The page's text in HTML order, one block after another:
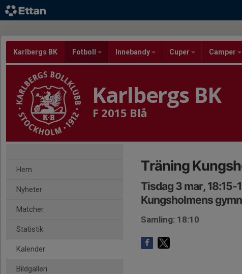
Karlbergs BK Fotboll Innebandy Cuper Camper
Karlbergs BK
F 2015 Blå
Hem
Nyheter
Matcher
Statistik
Kalender
Bildgalleri
Träning
Tisdag 3 mar, 18:15-
Kungsholmens
Samling: 18:10